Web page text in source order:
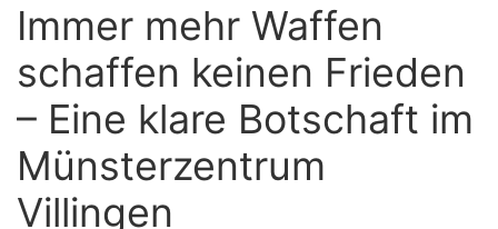
Immer mehr Waffen
schaffen keinen Frieden
– Eine klare Botschaft im
Münsterzentrum
Villingen